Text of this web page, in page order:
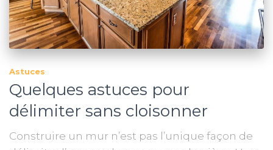
Astuces
Quelques astuces pour
délimiter sans cloisonner
Construire un mur n’est pas l’unique façon de